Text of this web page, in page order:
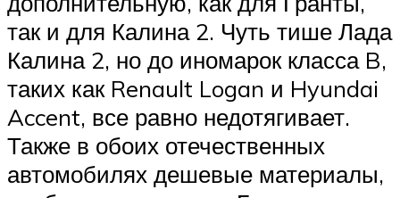
так и для Калина 2. Чуть тише Лада
Калина 2, но до иномарок класса B,
таких как Renault Logan и Hyundai
Accent, все равно недотягивает.
Также в обоих отечественных
автомобилях дешевые материалы,